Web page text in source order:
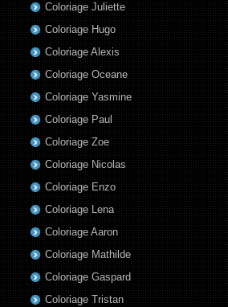
Coloriage Juliette
Coloriage Hugo
Coloriage Alexis
Coloriage Oceane
Coloriage Yasmine
Coloriage Paul
Coloriage Zoe
Coloriage Nicolas
Coloriage Enzo
Coloriage Lena
Coloriage Aaron
Coloriage Mathilde
Coloriage Gaspard
Coloriage Tristan